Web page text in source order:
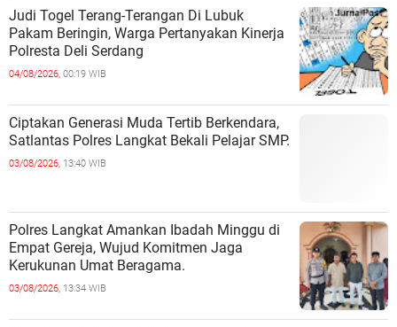
Judi Togel Terang-Terangan Di Lubuk
Pakam Beringin, Warga Pertanyakan Kinerja
Polresta Deli Serdang
04/08/2026, 00:19 WIB
Ciptakan Generasi Muda Tertib Berkendara,
Satlantas Polres Langkat Bekali Pelajar SMP.
03/08/2026, 13:40 WIB
Polres Langkat Amankan Ibadah Minggu di
Empat Gereja, Wujud Komitmen Jaga
Kerukunan Umat Beragama.
03/08/2026, 13:34 WIB